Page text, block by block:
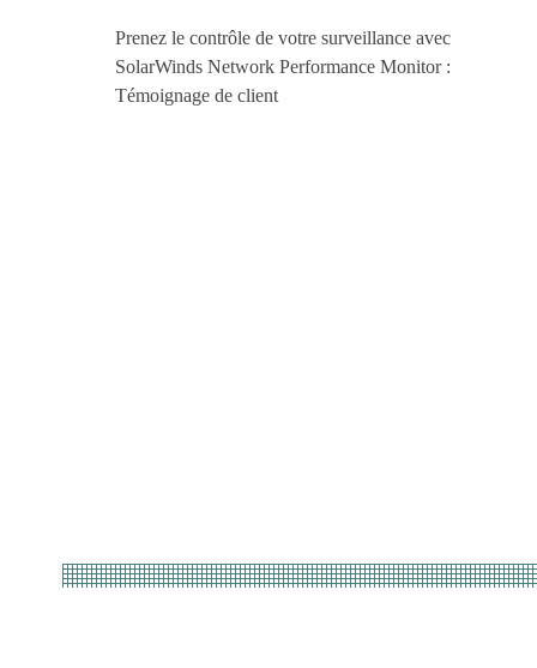
Prenez le contrôle de votre surveillance avec
SolarWinds Network Performance Monitor :
Témoignage de client